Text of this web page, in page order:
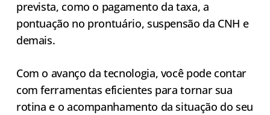
prevista, como o pagamento da taxa, a
pontuação no prontuário, suspensão da CNH e
demais.
Com o avanço da tecnologia, você pode contar
com ferramentas eficientes para tornar sua
rotina e o acompanhamento da situação do seu